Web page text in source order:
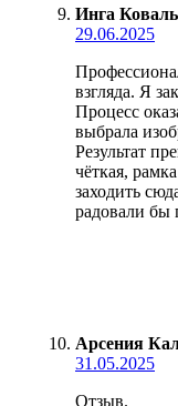
Инга Коваль
29.06.2025
взгляда. Я
Процесс
выбрала
Результат
чёткая,
заходить
радовали бы
Арсения
31.05.2025
Отзыв.